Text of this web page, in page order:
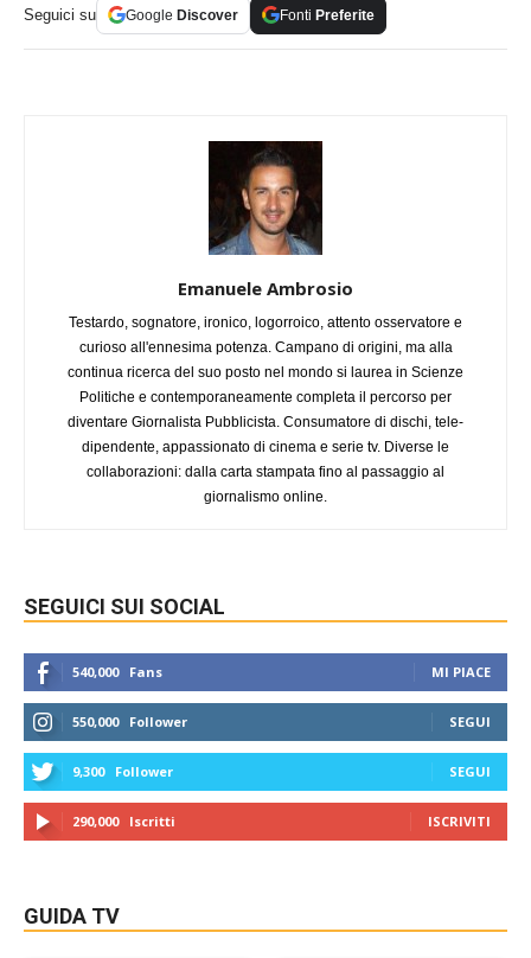
Seguici su Google Discover Fonti Preferite
Emanuele Ambrosio
Testardo, sognatore, ironico, logorroico, attento osservatore e
curioso all'ennesima potenza. Campano di origini, ma alla
continua ricerca del suo posto nel mondo si laurea in Scienze
Politiche e contemporaneamente completa il percorso per
diventare Giornalista Pubblicista. Consumatore di dischi, tele-
dipendente, appassionato di cinema e serie tv. Diverse le
collaborazioni: dalla carta stampata fino al passaggio al
giornalismo online.
SEGUICI SUI SOCIAL
540,000 Fans MI PIACE
550,000 Follower SEGUI
9,300 Follower SEGUI
290,000 Iscritti ISCRIVITI
GUIDA TV